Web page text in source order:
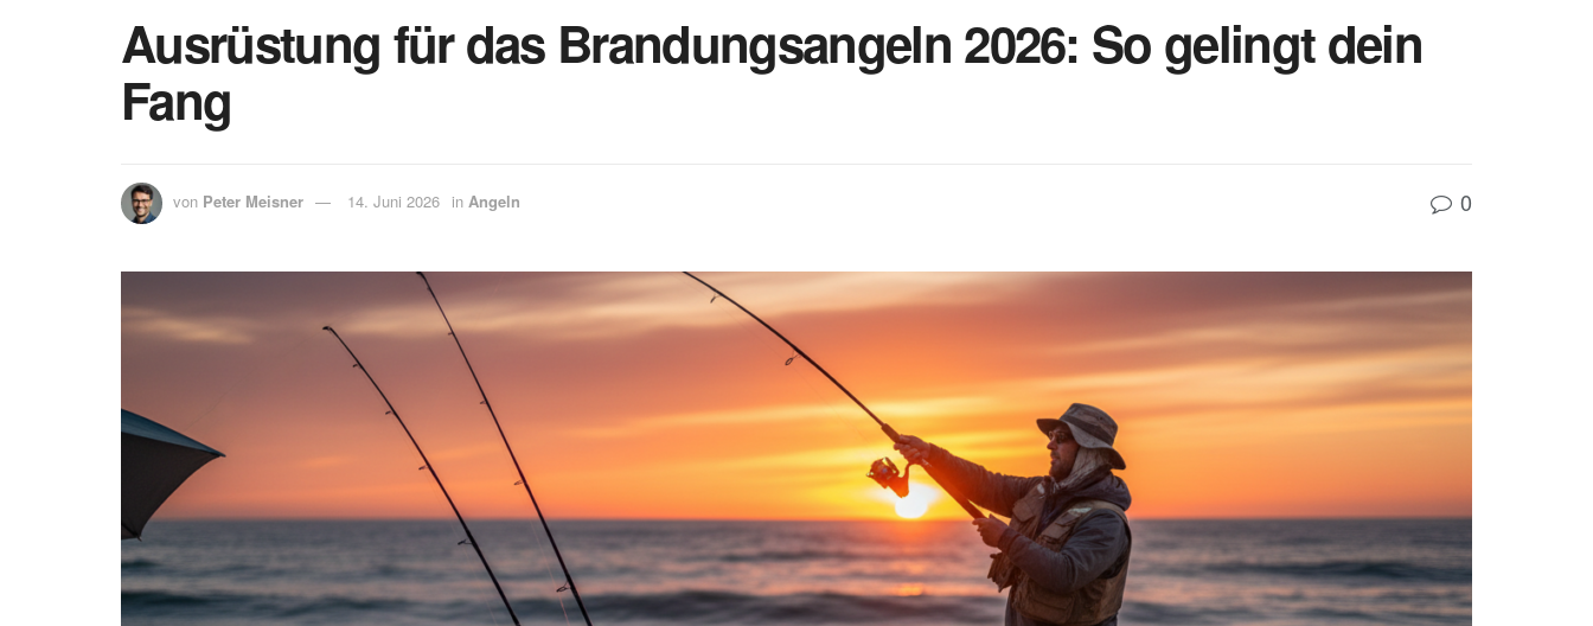
Ausrüstung für das Brandungsangeln 2026: So gelingt dein
Fang
von Peter Meisner 14. Juni 2026 in Angeln 0